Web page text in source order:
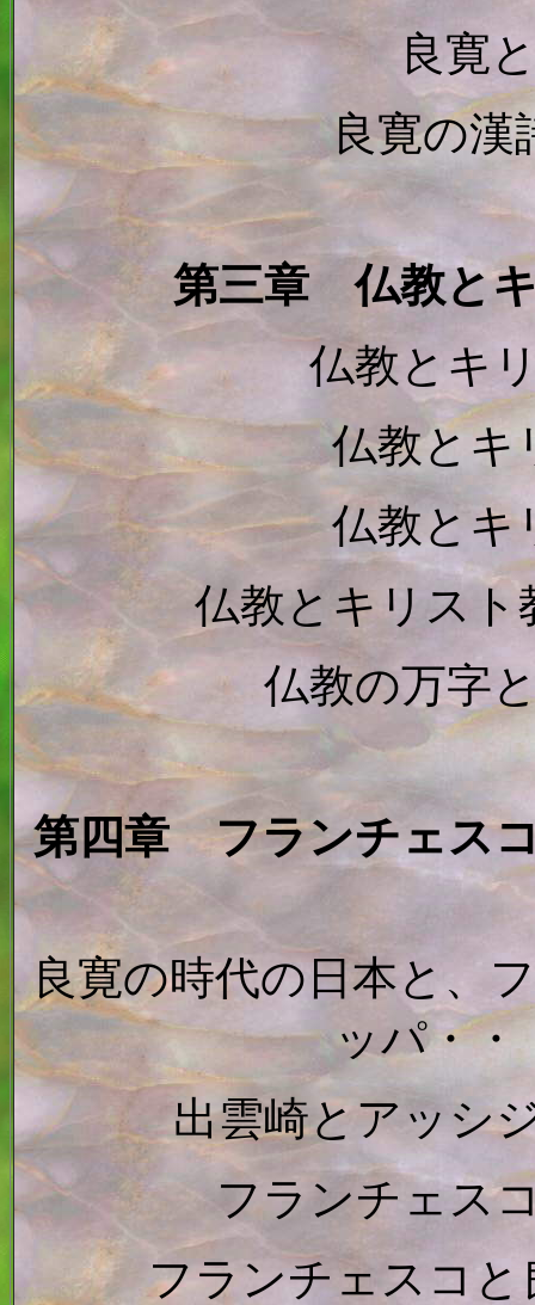
良寛
良寛の漢
第三章 仏教と
仏教とキ
仏教とキ
仏教とキ
仏教とキリスト
仏教の万字
第四章 フランチェス
良寛の時代の日本と、
ッパ・・
出雲崎とアッシ
フランチェス
フランチェスコと